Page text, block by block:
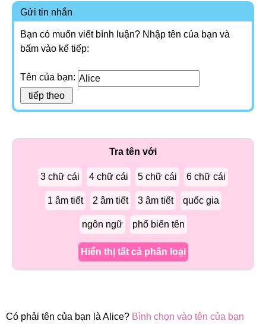
Gửi tin nhắn
Bạn có muốn viết bình luận? Nhập tên của bạn và
bấm vào kế tiếp:
Tên của bạn:
Tra tên với
3 chữ cái 4 chữ cái 5 chữ cái 6 chữ cái
1 âm tiết 2 âm tiết 3 âm tiết quốc gia
ngôn ngữ phổ biến tên
Hiển thị tất cả phân loại
Có phải tên của bạn là Alice? Bình chọn vào tên của bạn